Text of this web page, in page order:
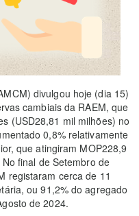
divulgou hoje (dia 15)
cambiais da RAEM, que
(USD28,81 mil milhões) no
0,8% relativamente
que atingiram MOP228,9
final de Setembro de
registaram cerca de 11
ou 91,2% do agregado
de 2024.